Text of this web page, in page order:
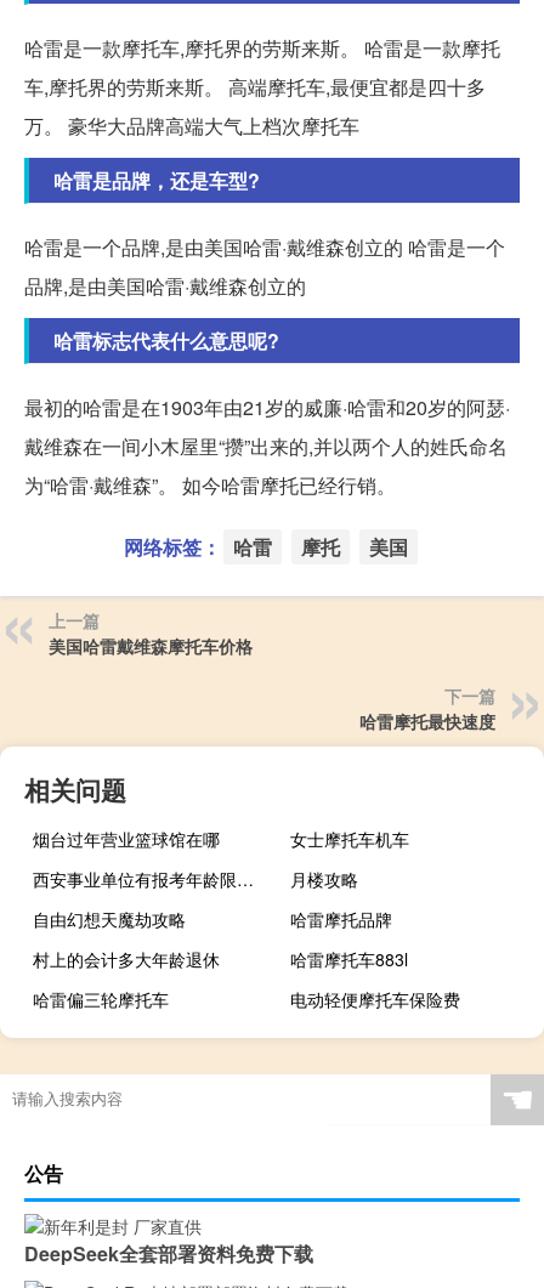
哈雷是一款摩托车,摩托界的劳斯来斯。 哈雷是一款摩托
车,摩托界的劳斯来斯。 高端摩托车,最便宜都是四十多
万。 豪华大品牌高端大气上档次摩托车
哈雷是品牌，还是车型?
哈雷是一个品牌,是由美国哈雷·戴维森创立的 哈雷是一个
品牌,是由美国哈雷·戴维森创立的
哈雷标志代表什么意思呢?
最初的哈雷是在1903年由21岁的威廉·哈雷和20岁的阿瑟·
戴维森在一间小木屋里“攒”出来的,并以两个人的姓氏命名
为“哈雷·戴维森”。 如今哈雷摩托已经行销。
网络标签： 哈雷 摩托 美国
上一篇
美国哈雷戴维森摩托车价格
下一篇
哈雷摩托最快速度
相关问题
烟台过年营业篮球馆在哪
女士摩托车机车
西安事业单位有报考年龄限制吗
月楼攻略
自由幻想天魔劫攻略
哈雷摩托品牌
村上的会计多大年龄退休
哈雷摩托车883l
哈雷偏三轮摩托车
电动轻便摩托车保险费
☚
公告
DeepSeek全套部署资料免费下载